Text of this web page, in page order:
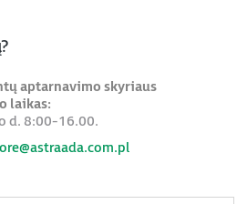
aptarnavimo skyriaus
laikas:
d. 8:00-16.00.